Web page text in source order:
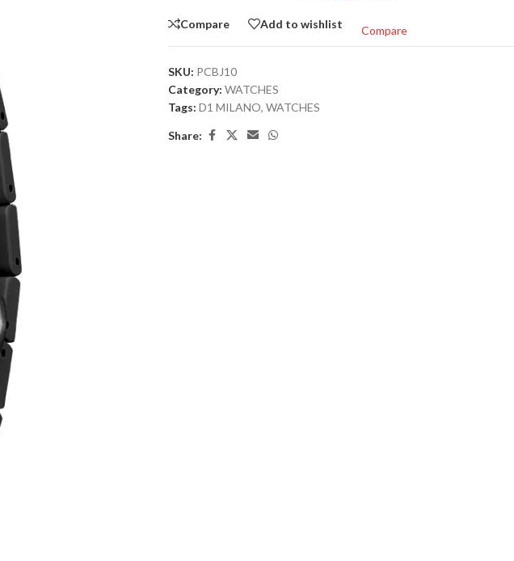
Compare Add to wishlist
Compare
SKU: PCBJ10
Category: WATCHES
Tags: D1 MILANO, WATCHES
Share: